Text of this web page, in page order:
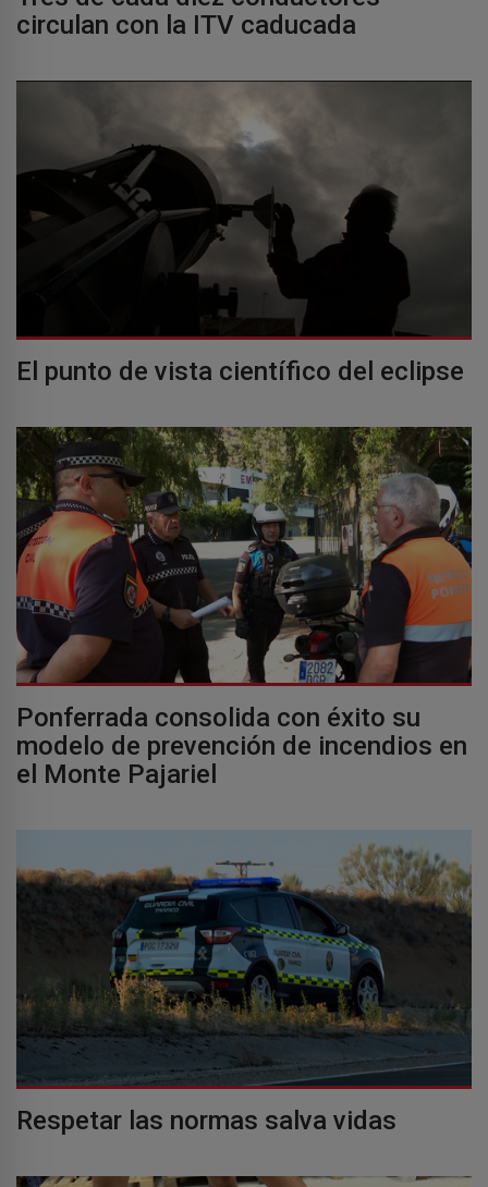
circulan con la ITV caducada
El punto de vista científico del eclipse
Ponferrada consolida con éxito su
modelo de prevención de incendios en
el Monte Pajariel
Respetar las normas salva vidas